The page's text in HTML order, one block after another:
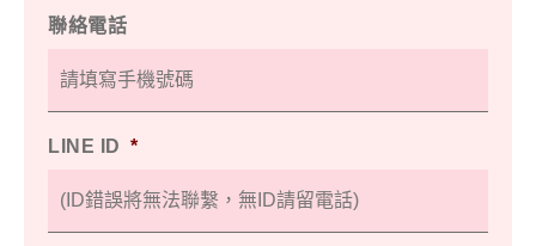
聯絡電話
LINE ID *